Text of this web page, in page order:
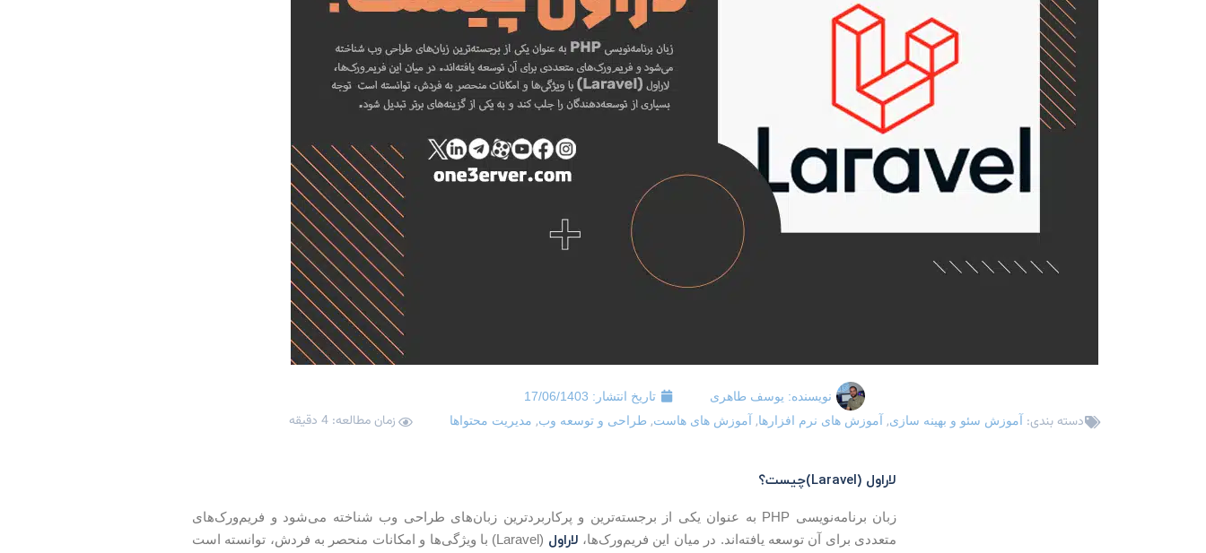
نویسنده: یوسف طاهری تاریخ انتشار: 17/06/1403
دسته بندی: آموزش سئو و بهینه سازی, آموزش های نرم افزارها, آموزش های هاست, طراحی و توسعه وب, مدیریت محتواها زمان مطالعه: 4 دقیقه
لاراول (Laravel)چیست؟
زبان برنامه‌نویسی PHP به عنوان یکی از برجسته‌ترین و پرکاربردترین زبان‌های طراحی وب شناخته می‌شود و فریم‌ورک‌های
متعددی برای آن توسعه یافته‌اند. در میان این فریم‌ورک‌ها، لاراول
(Laravel) با ویژگی‌ها و امکانات منحصر به فردش، توانسته است